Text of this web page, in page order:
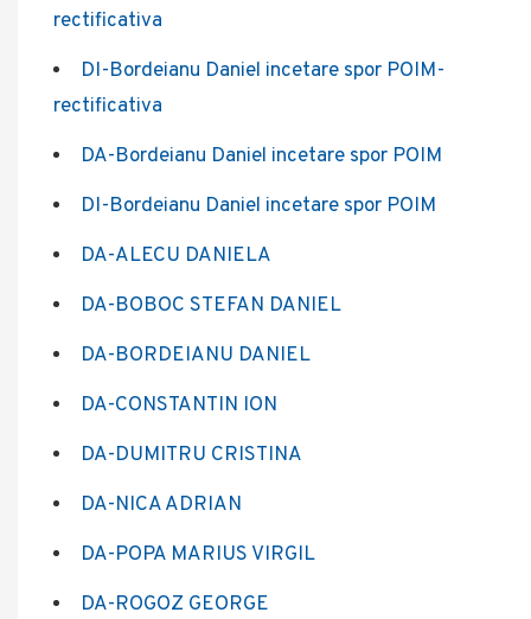
rectificativa
DI-Bordeianu Daniel incetare spor POIM-
rectificativa
DA-Bordeianu Daniel incetare spor POIM
DI-Bordeianu Daniel incetare spor POIM
DA-ALECU DANIELA
DA-BOBOC STEFAN DANIEL
DA-BORDEIANU DANIEL
DA-CONSTANTIN ION
DA-DUMITRU CRISTINA
DA-NICA ADRIAN
DA-POPA MARIUS VIRGIL
DA-ROGOZ GEORGE